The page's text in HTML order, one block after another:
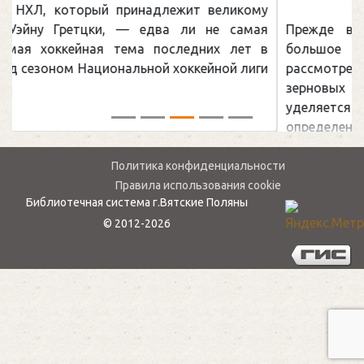
в
Прежде всего, в данной книге представлено
большое количество рецептов. А также
рассмотрены состав и полезные свойства
зерновых продуктов. Отдельное внимание
уделяется вопросам непереносимости
Политика конфиденциальности
Правила использования cookie
Библиотечная система г.Вятские Поляны
© 2012-2026